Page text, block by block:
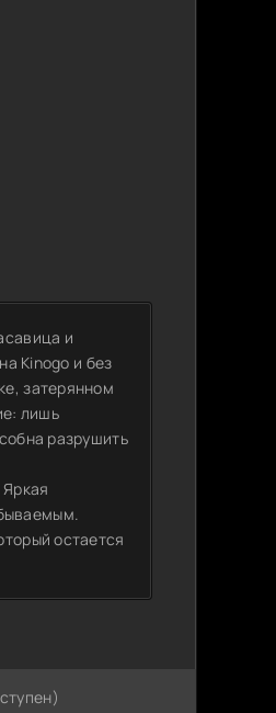
и
Kinogo и без
затерянном
лишь
разрушить
остается